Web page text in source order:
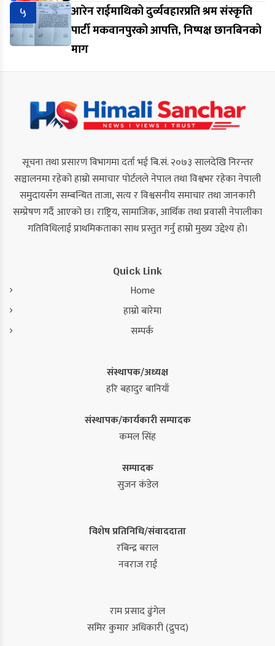
५
आरेन राईमाथिको दुर्व्यवहारप्रति श्रम संस्कृति
पार्टी मकवानपुरको आपत्ति, निष्पक्ष छानबिनको
माग
सूचना तथा प्रसारण विभागमा दर्ता भई बि.सं. २०७३ सालदेखि निरन्तर
सञ्चालनमा रहेको हाम्रो समाचार पोर्टलले नेपाल तथा विश्वभर रहेका नेपाली
समुदायसँग सम्बन्धित ताजा, सत्य र विश्वसनीय समाचार तथा जानकारी
सम्प्रेषण गर्दै आएको छ। राष्ट्रिय, सामाजिक, आर्थिक तथा प्रवासी नेपालीका
गतिविधिलाई प्राथमिकताका साथ प्रस्तुत गर्नु हाम्रो मुख्य उद्देश्य हो।
Quick Link
Home
हाम्रो बारेमा
सम्पर्क
संस्थापक/अध्यक्ष
हरि बहादुर बानियाँ
संस्थापक/कार्यकारी सम्पादक
कमल सिंह
सम्पादक
सुजन कंडेल
विशेष प्रतिनिधि/संवाददाता
रबिन्द्र बराल
नवराज राई
राम प्रसाद ढुंगेल
समिर कुमार अधिकारी (द्रुपद)